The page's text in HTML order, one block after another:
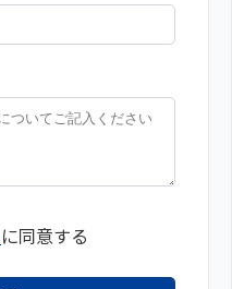
に同意する